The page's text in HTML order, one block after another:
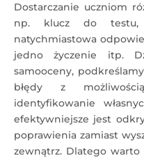
Dostarczanie uczniom
np. klucz do testu,
natychmiastowa
jedno życzenie itp.
samooceny,
błędy z
identyfikowanie
efektywniejsze jest
poprawienia zamiast
zewnątrz. Dlatego